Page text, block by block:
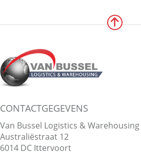
CONTACTGEGEVENS
Van Bussel Logistics & Warehousing
Australiëstraat 12
6014 DC Ittervoort